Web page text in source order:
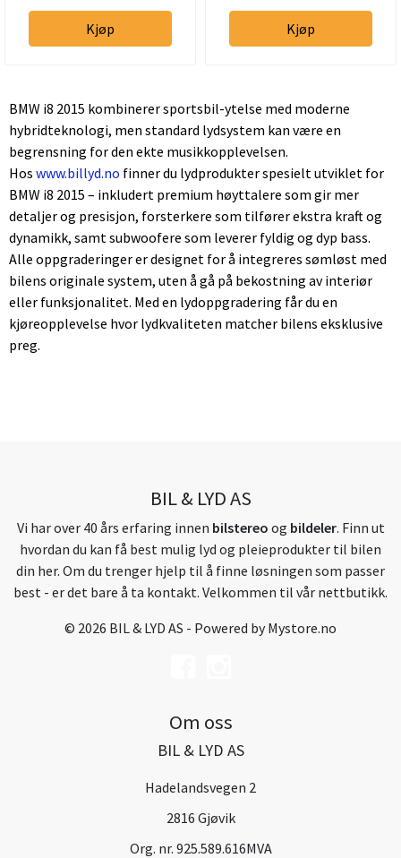
Kjøp Kjøp
BMW i8 2015 kombinerer sportsbil-ytelse med moderne
hybridteknologi, men standard lydsystem kan være en
begrensning for den ekte musikkopplevelsen.
Hos www.billyd.no finner du lydprodukter spesielt utviklet for
BMW i8 2015 – inkludert premium høyttalere som gir mer
detaljer og presisjon, forsterkere som tilfører ekstra kraft og
dynamikk, samt subwoofere som leverer fyldig og dyp bass.
Alle oppgraderinger er designet for å integreres sømløst med
bilens originale system, uten å gå på bekostning av interiør
eller funksjonalitet. Med en lydoppgradering får du en
kjøreopplevelse hvor lydkvaliteten matcher bilens eksklusive
preg.
BIL & LYD AS
Vi har over 40 års erfaring innen bilstereo og bildeler. Finn ut
hvordan du kan få best mulig lyd og pleieprodukter til bilen
din her. Om du trenger hjelp til å finne løsningen som passer
best - er det bare å ta kontakt. Velkommen til vår nettbutikk.
© 2026 BIL & LYD AS - Powered byMystore.no
Om oss
BIL & LYD AS
Hadelandsvegen 2
2816 Gjøvik
Org. nr. 925.589.616MVA